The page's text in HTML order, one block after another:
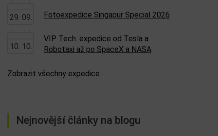
29. 09. Fotoexpedice Singapur Special 2026
10. 10.
VIP Tech. expedice od Tesla a
Robotaxi až po SpaceX a NASA
Zobrazit všechny expedice
Nejnovější články na blogu